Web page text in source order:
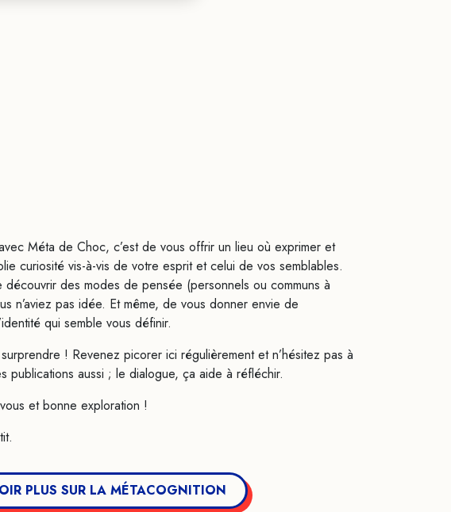
Méta de Choc, c’est de vous offrir un lieu où exprimer et
curiosité vis-à-vis de votre esprit et celui de vos semblables.
découvrir des modes de pensée (personnels ou communs à
n’aviez pas idée. Et même, de vous donner envie de
qui semble vous définir.​
! Revenez picorer ici régulièrement et n’hésitez pas à
publications aussi ; le dialogue, ça aide à réfléchir.
et bonne exploration !
PLUS SUR LA MÉTACOGNITION